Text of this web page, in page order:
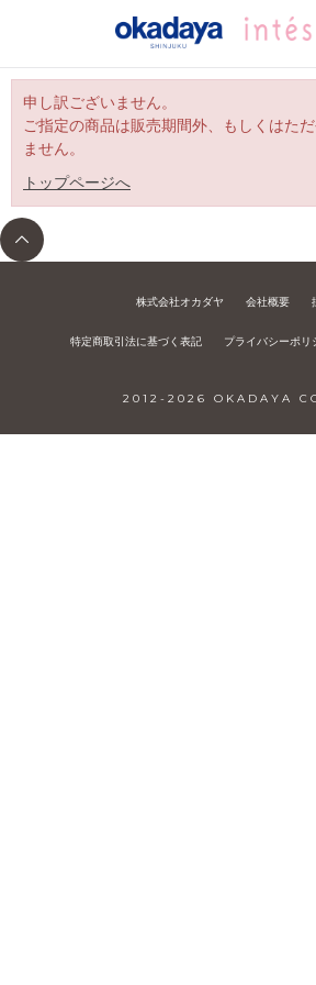
申し訳ございません。
ご指定の商品は販売期間外、もしくはた
ません。
トップページへ
株式会社オカダヤ 会社概要
特定商取引法に基づく表記 プライバシーポリ
2012- 2026 OKADAYA